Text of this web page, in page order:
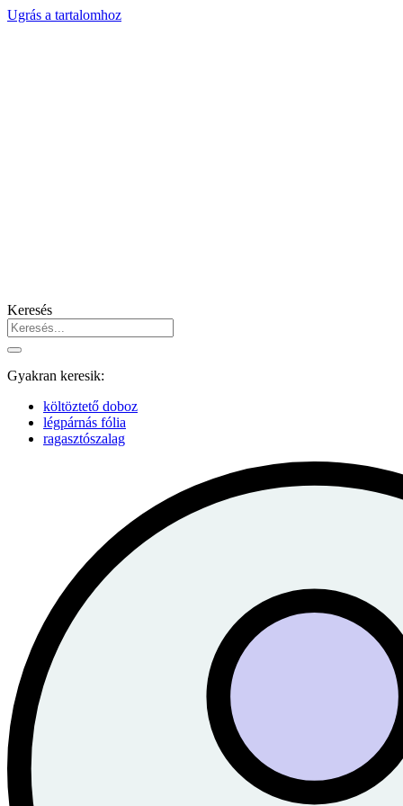
Ugrás a tartalomhoz
Keresés
Gyakran keresik:
költöztető doboz
légpárnás fólia
ragasztószalag